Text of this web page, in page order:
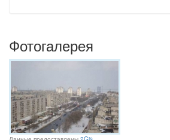
Фотогалерея